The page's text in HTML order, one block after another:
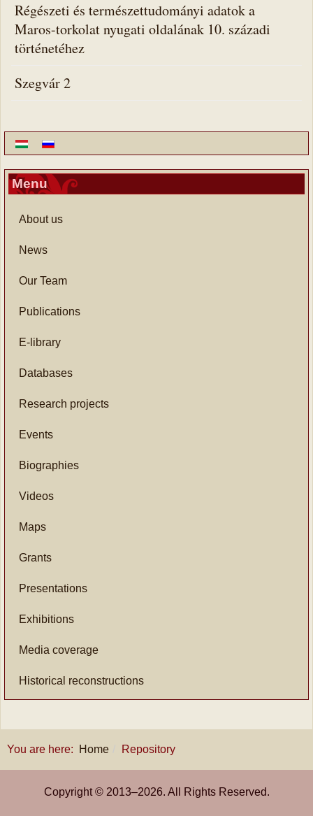
Régészeti és természettudományi adatok a
Maros-torkolat nyugati oldalának 10. századi
történetéhez
Szegvár 2
Menu
About us
News
Our Team
Publications
E-library
Databases
Research projects
Events
Biographies
Videos
Maps
Grants
Presentations
Exhibitions
Media coverage
Historical reconstructions
You are here: Home Repository
Copyright © 2013–2026. All Rights Reserved.